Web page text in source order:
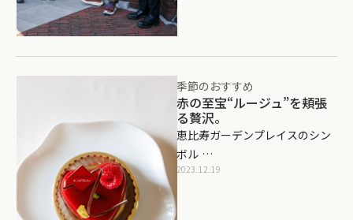
季節のおすすめ
赤の至宝“ルージュ”を頬張
る贅沢。
​​恵比寿ガーデンプレイスのシン
ボル …
2023.12.19